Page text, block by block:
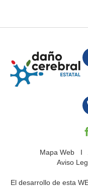
Mapa WebI
Aviso
El desarrollo de esta